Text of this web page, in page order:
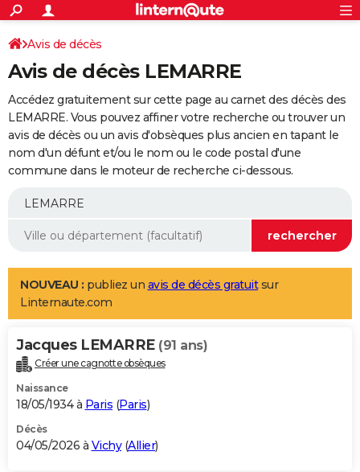
ACTUALITÉS
Politique
Société
Faits Divers
Education
Monde
Villes
+
SPORT
Coupe du monde 2026
Football
Tennis
Cyclisme
Rugby
Forum
Programme TV
TNTStreaming
Cinéma
Sorties cinéma
Musique
+FINANCE
Retraite
Epargne
Immobilier
Risques naturels par ville
Banque
Assurance
AUTO
Essais
Réserver un essai
Citadines
Berlines
SUV
Forum auto
+
Mobiles
Meilleur smartphone
Internet
Ordinateurs
Jeux vidéo
Guide high-tech
Aménagement intérieur
LIFESTYLE
Art de vivre
Bien-être
Loisirs
Mode
Modes de vie
Alimentation
Guide de la santé
Maladies
Médicaments
Sommeil
VOYAGE
Destinations
City break
Voyage nature
Voyage de noces
Forum
Climat
+PHOTO
GUIDES D'ACHAT
BONS PLANS
Avis de décès
Avis de décès LEMARRE
Accédez gratuitement sur cette page au carnet des décès des
LEMARRE. Vous pouvez affiner votre recherche ou trouver un
avis de décès ou un avis d'obsèques plus ancien en tapant le
nom d'un défunt et/ou le nom ou le code postal d'une
commune dans le moteur de recherche ci-dessous.
NOUVEAU : publiez un avis de décès gratuitsur
Linternaute.com
Jacques LEMARRE (91 ans)
Créer une cagnotte obsèques
Naissance
18/05/1934 à Paris (Paris)
Décès
04/05/2026 à Vichy(Allier)